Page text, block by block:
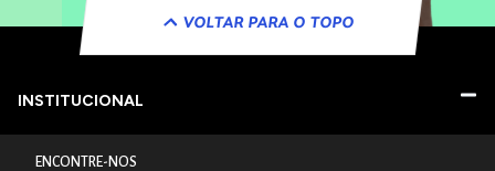
VOLTAR PARA O TOPO
INSTITUCIONAL
ENCONTRE-NOS